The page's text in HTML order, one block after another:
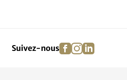
Suivez-nous facebook
instagram
linkedin